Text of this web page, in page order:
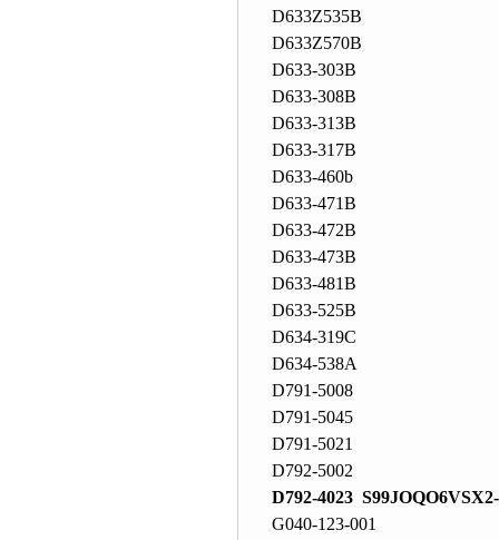
D633Z535B
D633Z570B
D633-303B
D633-308B
D633-313B
D633-317B
D633-460b
D633-471B
D633-472B
D633-473B
D633-481B
D633-525B
D634-319C
D634-538A
D791-5008
D791-5045
D791-5021
D792-5002
D792-4023
G040-123-001